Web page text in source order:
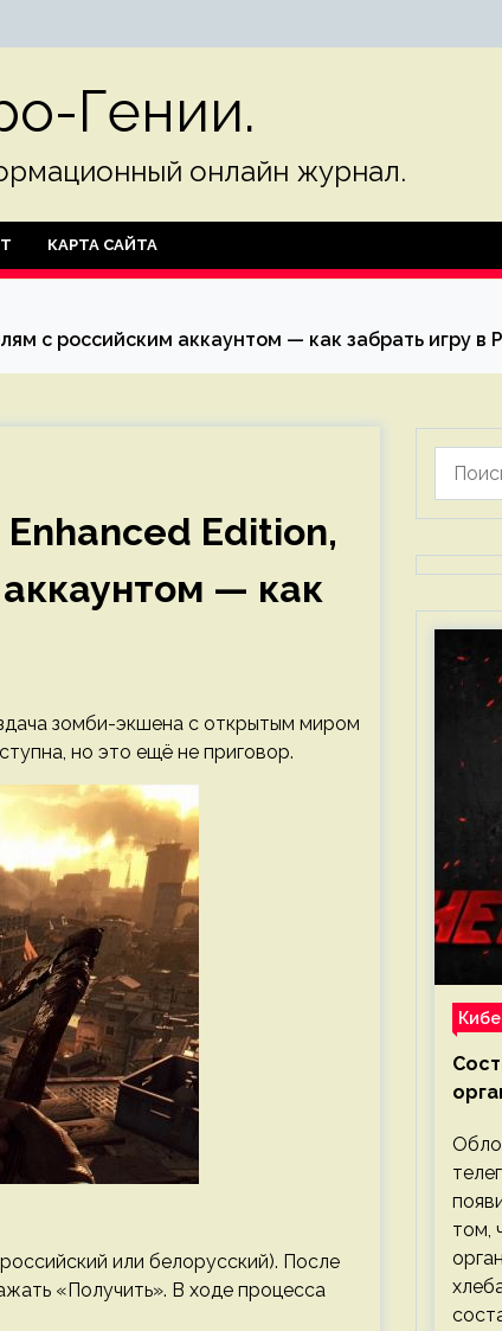
Гении.
онлайн журнал.
КАРТА САЙТА
с российским аккаунтом — как забрать игру в
Edition,
— как
зомби-экшена с открытым миром
но это ещё не приговор.
или белорусский). После
«Получить». В ходе процесса
том,